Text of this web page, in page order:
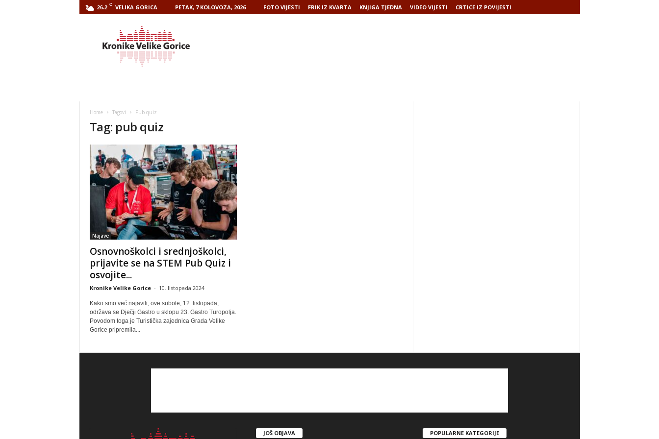
26.2 C VELIKA GORICA PETAK, 7 KOLOVOZA, 2026 FOTO VIJESTI FRIK IZ KVARTA KNJIGA TJEDNA VIDEO VIJESTI CRTICE IZ POVIJESTI
Home Tagovi Pub quiz
Tag: pub quiz
Najave
Osnovnoškolci i srednjoškolci,
prijavite se na STEM Pub Quiz i
osvojite...
Kronike Velike Gorice - 10. listopada 2024
Kako smo već najavili, ove subote, 12. listopada,
održava se Dječji Gastro u sklopu 23. Gastro Turopolja.
Povodom toga je Turistička zajednica Grada Velike
Gorice pripremila...
JOŠ OBJAVA POPULARNE KATEGORIJE